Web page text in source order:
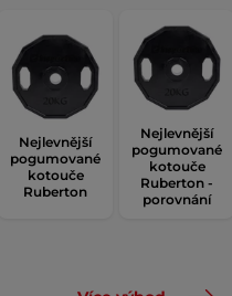
Nejlevnější
pogumované
kotouče
Ruberton
Nejlevnější
pogumované
kotouče
Ruberton -
porovnání